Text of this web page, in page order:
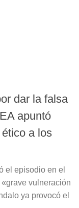
dar la falsa
apuntó
a los
el episodio en el
vulneración
ya provocó el